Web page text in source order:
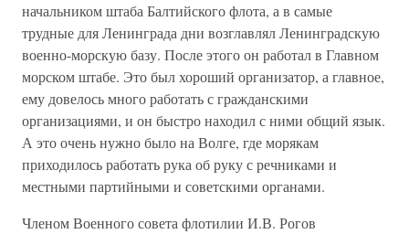
начальником штаба Балтийского флота, а в самые
трудные для Ленинграда дни возглавлял Ленинградскую
военно-морскую базу. После этого он работал в Главном
морском штабе. Это был хороший организатор, а главное,
ему довелось много работать с гражданскими
организациями, и он быстро находил с ними общий язык.
А это очень нужно было на Волге, где морякам
приходилось работать рука об руку с речниками и
местными партийными и советскими органами.
Членом Военного совета флотилии И.В. Рогов